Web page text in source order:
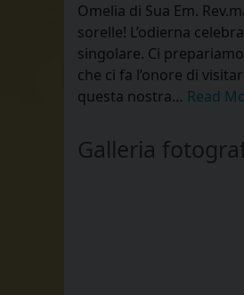
Omelia di Sua Em.
sorelle! L’odierna
singolare. Ci
che ci fa l’onore di
questa nostra… Read
Galleria